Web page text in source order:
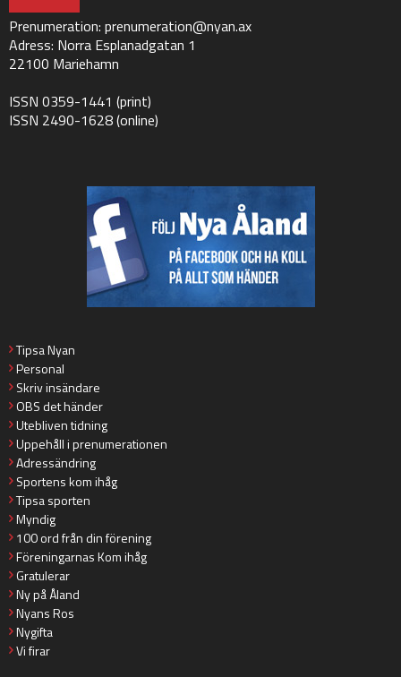
Prenumeration: prenumeration@nyan.ax
Adress: Norra Esplanadgatan 1
22100 Mariehamn
ISSN 0359-1441 (print)
ISSN 2490-1628 (online)
Tipsa Nyan
Personal
Skriv insändare
OBS det händer
Utebliven tidning
Uppehåll i prenumerationen
Adressändring
Sportens kom ihåg
Tipsa sporten
Myndig
100 ord från din förening
Föreningarnas Kom ihåg
Gratulerar
Ny på Åland
Nyans Ros
Nygifta
Vi firar